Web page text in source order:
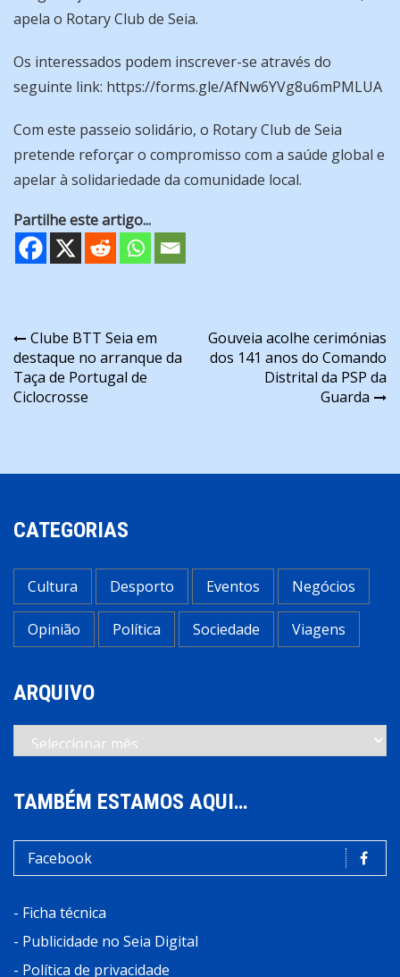
apela o Rotary Club de Seia.
Os interessados podem inscrever-se através do
seguinte link: https://forms.gle/AfNw6YVg8u6mPMLUA
Com este passeio solidário, o Rotary Club de Seia
pretende reforçar o compromisso com a saúde global e
apelar à solidariedade da comunidade local.
Partilhe este artigo...
Navegação
de
artigos
Clube BTT Seia em
destaque no arranque da
Taça de Portugal de
Ciclocrosse
Gouveia acolhe cerimónias
dos 141 anos do Comando
Distrital da PSP da
Guarda
CATEGORIAS
Cultura Desporto Eventos Negócios
Opinião Política Sociedade Viagens
ARQUIVO
Arquivo
TAMBÉM ESTAMOS AQUI…
Facebook
- Ficha técnica
- Publicidade no Seia Digital
- Política de privacidade